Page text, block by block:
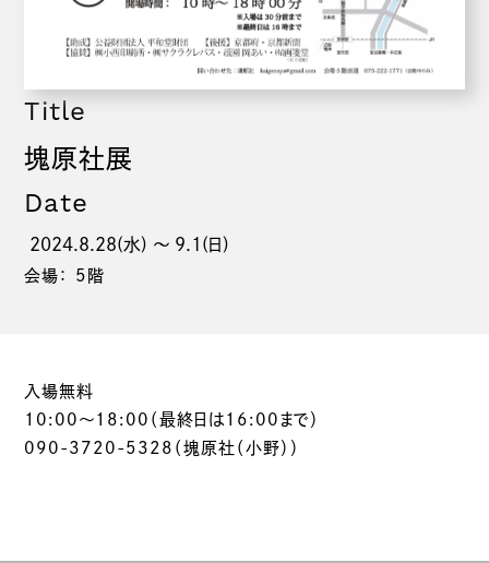
Title
塊原社展
Date
2024.8.28(水) 〜 9.1(日)
会場： 5階
入場無料
10:00～18:00（最終日は16:00まで）
090-3720-5328（塊原社（小野））